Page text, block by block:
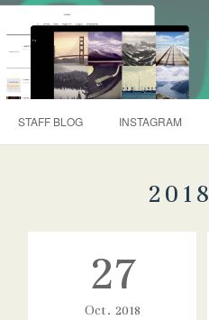
STAFF BLOG INSTAGRAM
2018
27
Oct 2018